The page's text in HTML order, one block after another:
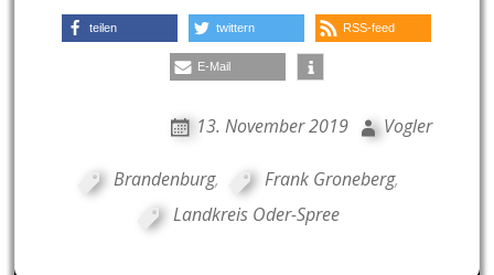
teilen twittern RSS-feed
E-Mail
13. November 2019 Vogler
Brandenburg, Frank Groneberg,
Landkreis Oder-Spree